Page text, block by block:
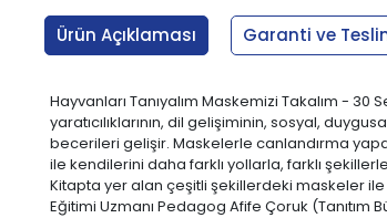
Ürün Açıklaması Garanti ve
Hayvanları Tanıyalım Maskemizi Takalım -
yaratıcılıklarının, dil gelişiminin, sosyal,
becerileri gelişir. Maskelerle canlandırma
ile kendilerini daha farklı yollarla, farklı
Kitapta yer alan çeşitli şekillerdeki maskeler
Eğitimi Uzmanı Pedagog Afife Çoruk (Tanıtım